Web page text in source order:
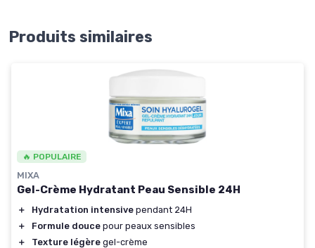
Produits similaires
🔥 POPULAIRE
MIXA
Gel-Crème Hydratant Peau Sensible 24H
＋ Hydratation intensive pendant 24H
＋
Formule douce pour peaux sensibles
＋
Texture légère gel-crème